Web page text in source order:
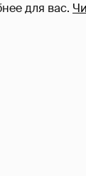
для вас.